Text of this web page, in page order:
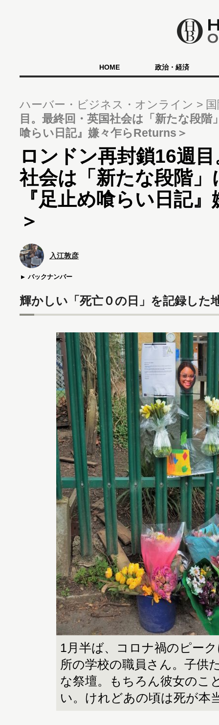
HOME 政治・経済
ハーバー・ビジネス・オンライン
目。最終回・英国社会は「新たな段
喰らい日記』嫌々乍らReturns＞
ロンドン再封鎖16週
社会は「新たな段階
『足止め喰らい日記
＞
入江敦彦
バックナンバー
輝かしい「死亡０の日」を記録した
1月半ば、コロナ禍のピー
所の学校の職員さん。子供
な祭壇。もちろん彼女のこ
い。けれどあの頃は死が本